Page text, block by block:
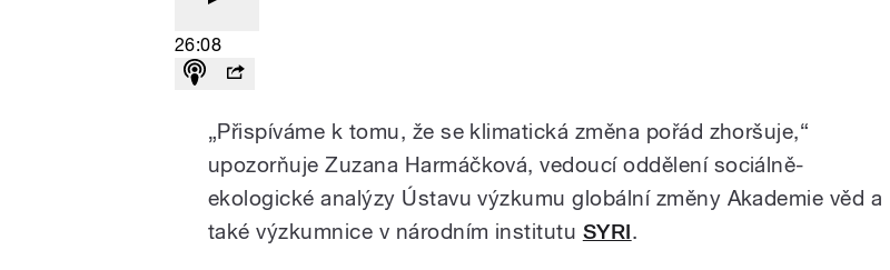
26:08
„Přispíváme k tomu, že se klimatická změna pořád zhoršuje,“
upozorňuje Zuzana Harmáčková, vedoucí oddělení sociálně-
ekologické analýzy Ústavu výzkumu globální změny Akademie věd a
také výzkumnice v národním institutu SYRI.